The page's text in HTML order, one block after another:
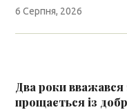
6 Серпня, 2026
Два роки вважався
прощається із